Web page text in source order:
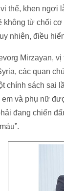
thế, khen ngợi
không từ chối
nhiên, điều
Mirzayan,
các quan
chính sách sai
em và phụ nữ
đang chiến